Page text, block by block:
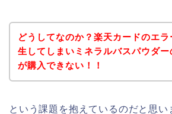
どうしてなのか？楽天カードのエラ
生してしまいミネラルバスパウダー
が購入できない！！
という課題を抱えているのだと思い